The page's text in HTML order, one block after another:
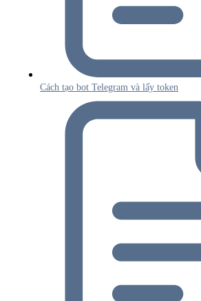
Cách tạo bot Telegram và lấy token